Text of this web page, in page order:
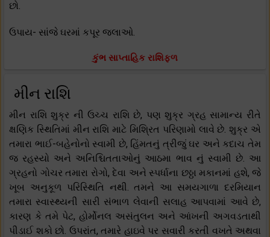
છો.
ઉપાય- સાંજે ઘરમાં કપૂર જલાઓ.
કુંભ સાપ્તાહિક રાશિફળ
મીન રાશિ
મીન રાશિ શુક્ર ની ઉચ્ચ રાશિ છે, પણ શુક્ર ગ્રહ સામાન્ય રીતે
ક્ષણિક સ્થિતિમાં મીન રાશિ માટે મિશ્રિત પરિણામો લાવે છે. શુક્ર એ
તમારા ભાઈ-બહેનોનો સ્વામી છે, હિંમતનું ત્રીજું ઘર અને કદાચ તેમ
જ રહસ્યો અને અનિશ્ચિતતાઓનું આઠમા ભાવ નું સ્વામી છે. આ
ગ્રહનો ગોચર તમારા રોગો, દેવા અને સ્પર્ધાના છઠ્ઠા મકાનમાં હશે, જે
ખૂબ અનુકૂળ પરિસ્થિતિ નથી. તમને આ સમયગાળા દરમિયાન
તમારા સ્વાસ્થ્યની સારી સંભાળ લેવાની સલાહ આપવામાં આવે છે,
કારણ કે તમે પેટ, હોર્મોનલ અસંતુલન અને આંખની અગવડતાથી
પીડાઈ શકો છો. ઉપરાંત, તમારે હાઇવે પર સવારી કરતી વખતે અથવા